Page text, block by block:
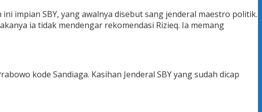
impian SBY, yang awalnya disebut sang jenderal maestro politik.
ia tidak mendengar rekomendasi Rizieq. Ia memang
kode Sandiaga. Kasihan Jenderal SBY yang sudah dicap